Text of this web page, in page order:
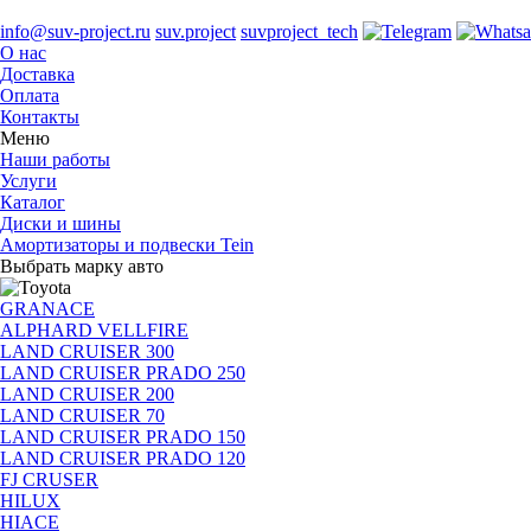
info@suv-project.ru suv.project suvproject_tech
О нас
Доставка
Оплата
Контакты
Меню
Наши работы
Услуги
Каталог
Диски и шины
Амортизаторы и подвески Tein
Выбрать марку авто
GRANACE
ALPHARD VELLFIRE
LAND CRUISER 300
LAND CRUISER PRADO 250
LAND CRUISER 200
LAND CRUISER 70
LAND CRUISER PRADO 150
LAND CRUISER PRADO 120
FJ CRUSER
HILUX
HIACE